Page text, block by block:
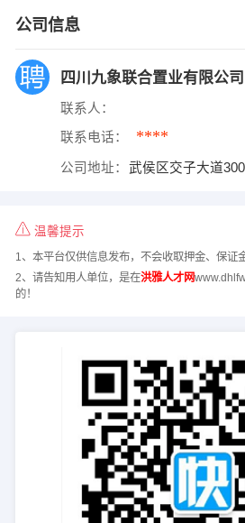
公司信息
四川九象联合置业有限公司
联系人：
联系电话： ****
公司地址： 武侯区交子大道
温馨提示
1、本平台仅供信息发布，不会收取押金、保证
2、请告知用人单位，是在洪雅人才网
的！